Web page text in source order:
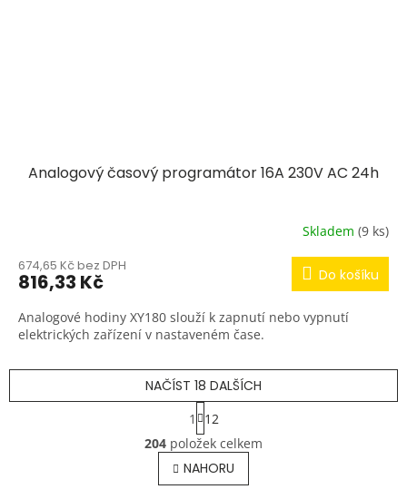
Analogový časový programátor 16A 230V AC 24h
Skladem (9 ks)
674,65 Kč bez DPH
816,33 Kč Do košíku
Analogové hodiny XY180 slouží k zapnutí nebo vypnutí
elektrických zařízení v nastaveném čase.
O
v
l
á
NAČÍST 18 DALŠÍCH
S
t
r
á
n
k
1
12
204 položek celkem
NAHORU